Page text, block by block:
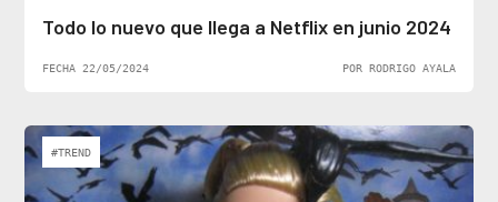
Todo lo nuevo que llega a Netflix en junio 2024
FECHA 22/05/2024 POR RODRIGO AYALA
#TREND